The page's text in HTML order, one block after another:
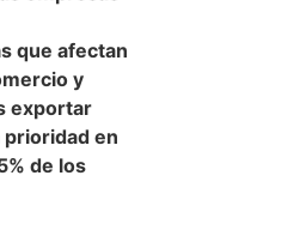
que afectan
y
exportar
prioridad en
de los